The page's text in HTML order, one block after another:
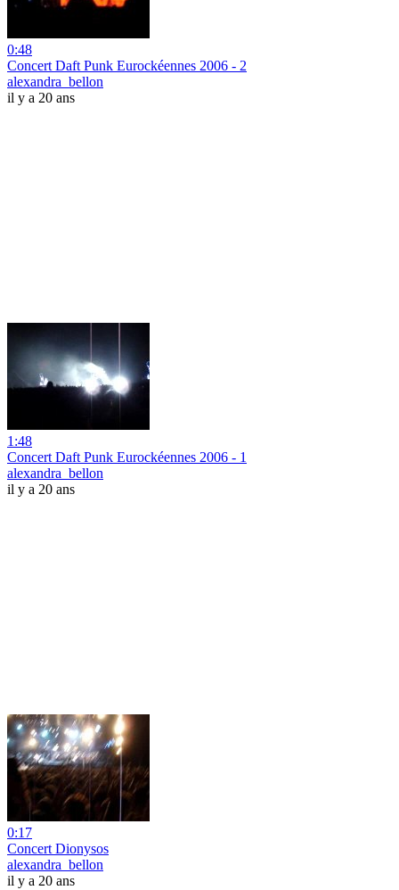
0:48
Concert Daft Punk Eurockéennes 2006 - 2
alexandra_bellon
il y a 20 ans
1:48
Concert Daft Punk Eurockéennes 2006 - 1
alexandra_bellon
il y a 20 ans
0:17
Concert Dionysos
alexandra_bellon
il y a 20 ans